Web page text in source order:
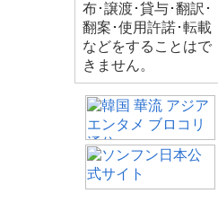
布･譲渡･貸与･翻訳･
翻案･使用許諾･転載
などをすることはで
きません。